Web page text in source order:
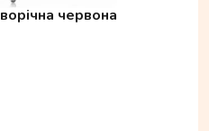
червона